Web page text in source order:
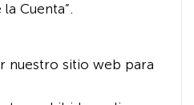
Cuenta”.
nuestro sitio web para